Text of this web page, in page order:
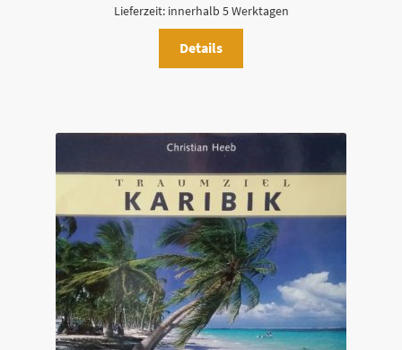
Lieferzeit: innerhalb 5 Werktagen
Details